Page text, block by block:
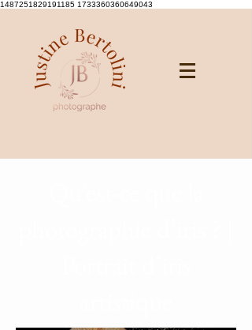
1487251829191185 1733360360649043